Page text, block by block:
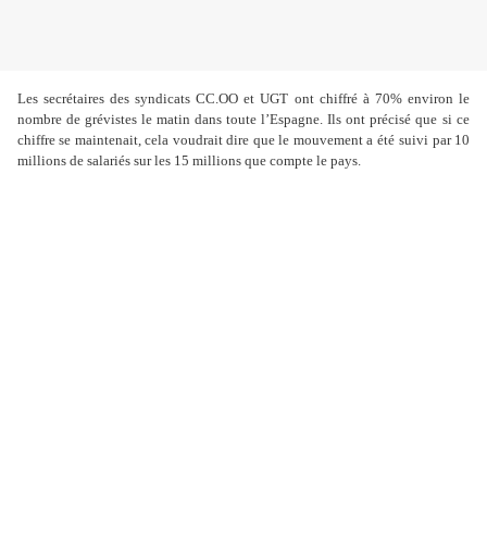
Les secrétaires des syndicats CC.OO et UGT ont chiffré à 70% environ le
nombre de grévistes le matin dans toute l’Espagne. Ils ont précisé que si ce
chiffre se maintenait, cela voudrait dire que le mouvement a été suivi par 10
millions de salariés sur les 15 millions que compte le pays.